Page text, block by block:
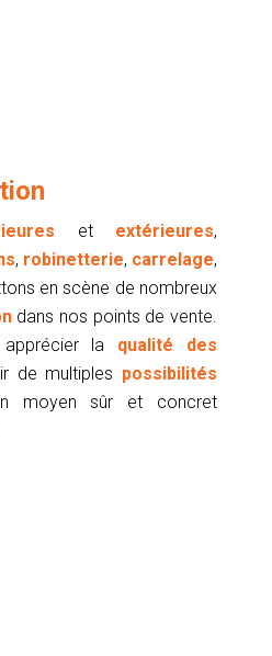
et extérieures,
, robinetterie, carrelage,
en scène de nombreux
dans nos points de vente.
la qualité des
de multiples possibilités
moyen sûr et concret